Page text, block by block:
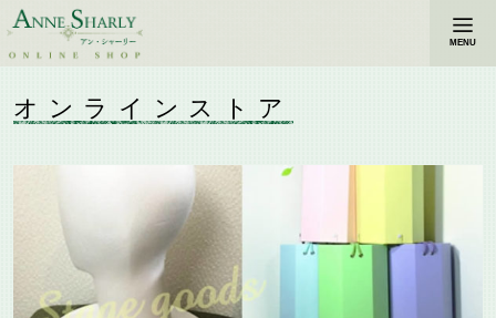
MENU
オンラインストア